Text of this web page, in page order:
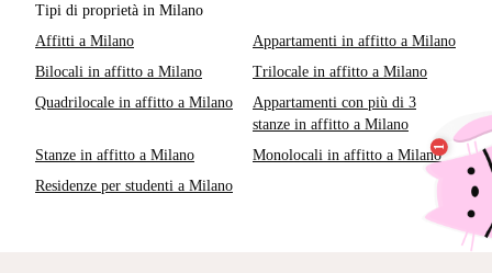
Tipi di proprietà in Milano
Affitti a Milano
Appartamenti in affitto a Milano
Bilocali in affitto a Milano
Trilocale in affitto a Milano
Quadrilocale in affitto a Milano
Appartamenti con più di 3
stanze in affitto a Milano
Stanze in affitto a Milano
Monolocali in affitto a Milano
Residenze per studenti a Milano